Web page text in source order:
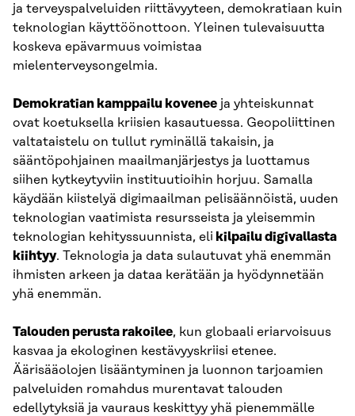
ja terveyspalveluiden riittävyyteen, demokratiaan kuin
teknologian käyttöönottoon. Yleinen tulevaisuutta
koskeva epävarmuus voimistaa
mielenterveysongelmia.
Demokratian kamppailu kovenee ja yhteiskunnat
ovat koetuksella kriisien kasautuessa. Geopoliittinen
valtataistelu on tullut ryminällä takaisin, ja
sääntöpohjainen maailmanjärjestys ja luottamus
siihen kytkeytyviin instituutioihin horjuu. Samalla
käydään kiistelyä digimaailman pelisäännöistä, uuden
teknologian vaatimista resursseista ja yleisemmin
teknologian kehityssuunnista, eli kilpailu digivallasta
kiihtyy. Teknologia ja data sulautuvat yhä enemmän
ihmisten arkeen ja dataa kerätään ja hyödynnetään
yhä enemmän.
Talouden perusta rakoilee, kun globaali eriarvoisuus
kasvaa ja ekologinen kestävyyskriisi etenee.
Äärisääolojen lisääntyminen ja luonnon tarjoamien
palveluiden romahdus murentavat talouden
edellytyksiä ja vauraus keskittyy yhä pienemmälle